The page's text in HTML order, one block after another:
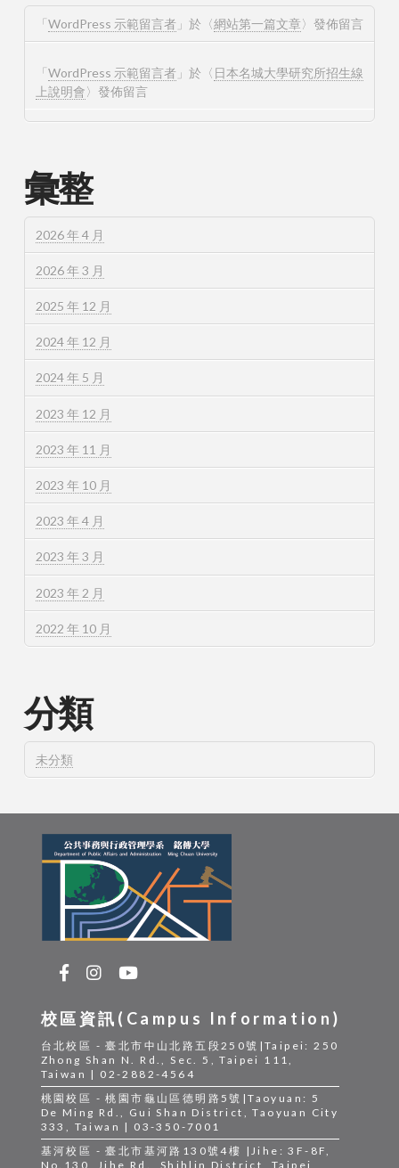
「WordPress 示範留言者」於〈網站第一篇文章〉發佈留言
「WordPress 示範留言者」於〈 日本名城大學研究所招生線
上說明會〉發佈留言
彙整
2026 年 4 月
2026 年 3 月
2025 年 12 月
2024 年 12 月
2024 年 5 月
2023 年 12 月
2023 年 11 月
2023 年 10 月
2023 年 4 月
2023 年 3 月
2023 年 2 月
2022 年 10 月
分類
未分類
校區資訊(Campus Information)
台北校區 - 臺北市中山北路五段250號|Taipei: 250
Zhong Shan N. Rd., Sec. 5, Taipei 111,
Taiwan | 02-2882-4564
桃園校區 - 桃園市龜山區德明路5號|Taoyuan: 5
De Ming Rd., Gui Shan District, Taoyuan City
333, Taiwan | 03-350-7001
基河校區 - 臺北市基河路130號4樓 |Jihe: 3F-8F,
No.130, Jihe Rd., Shihlin District, Taipei